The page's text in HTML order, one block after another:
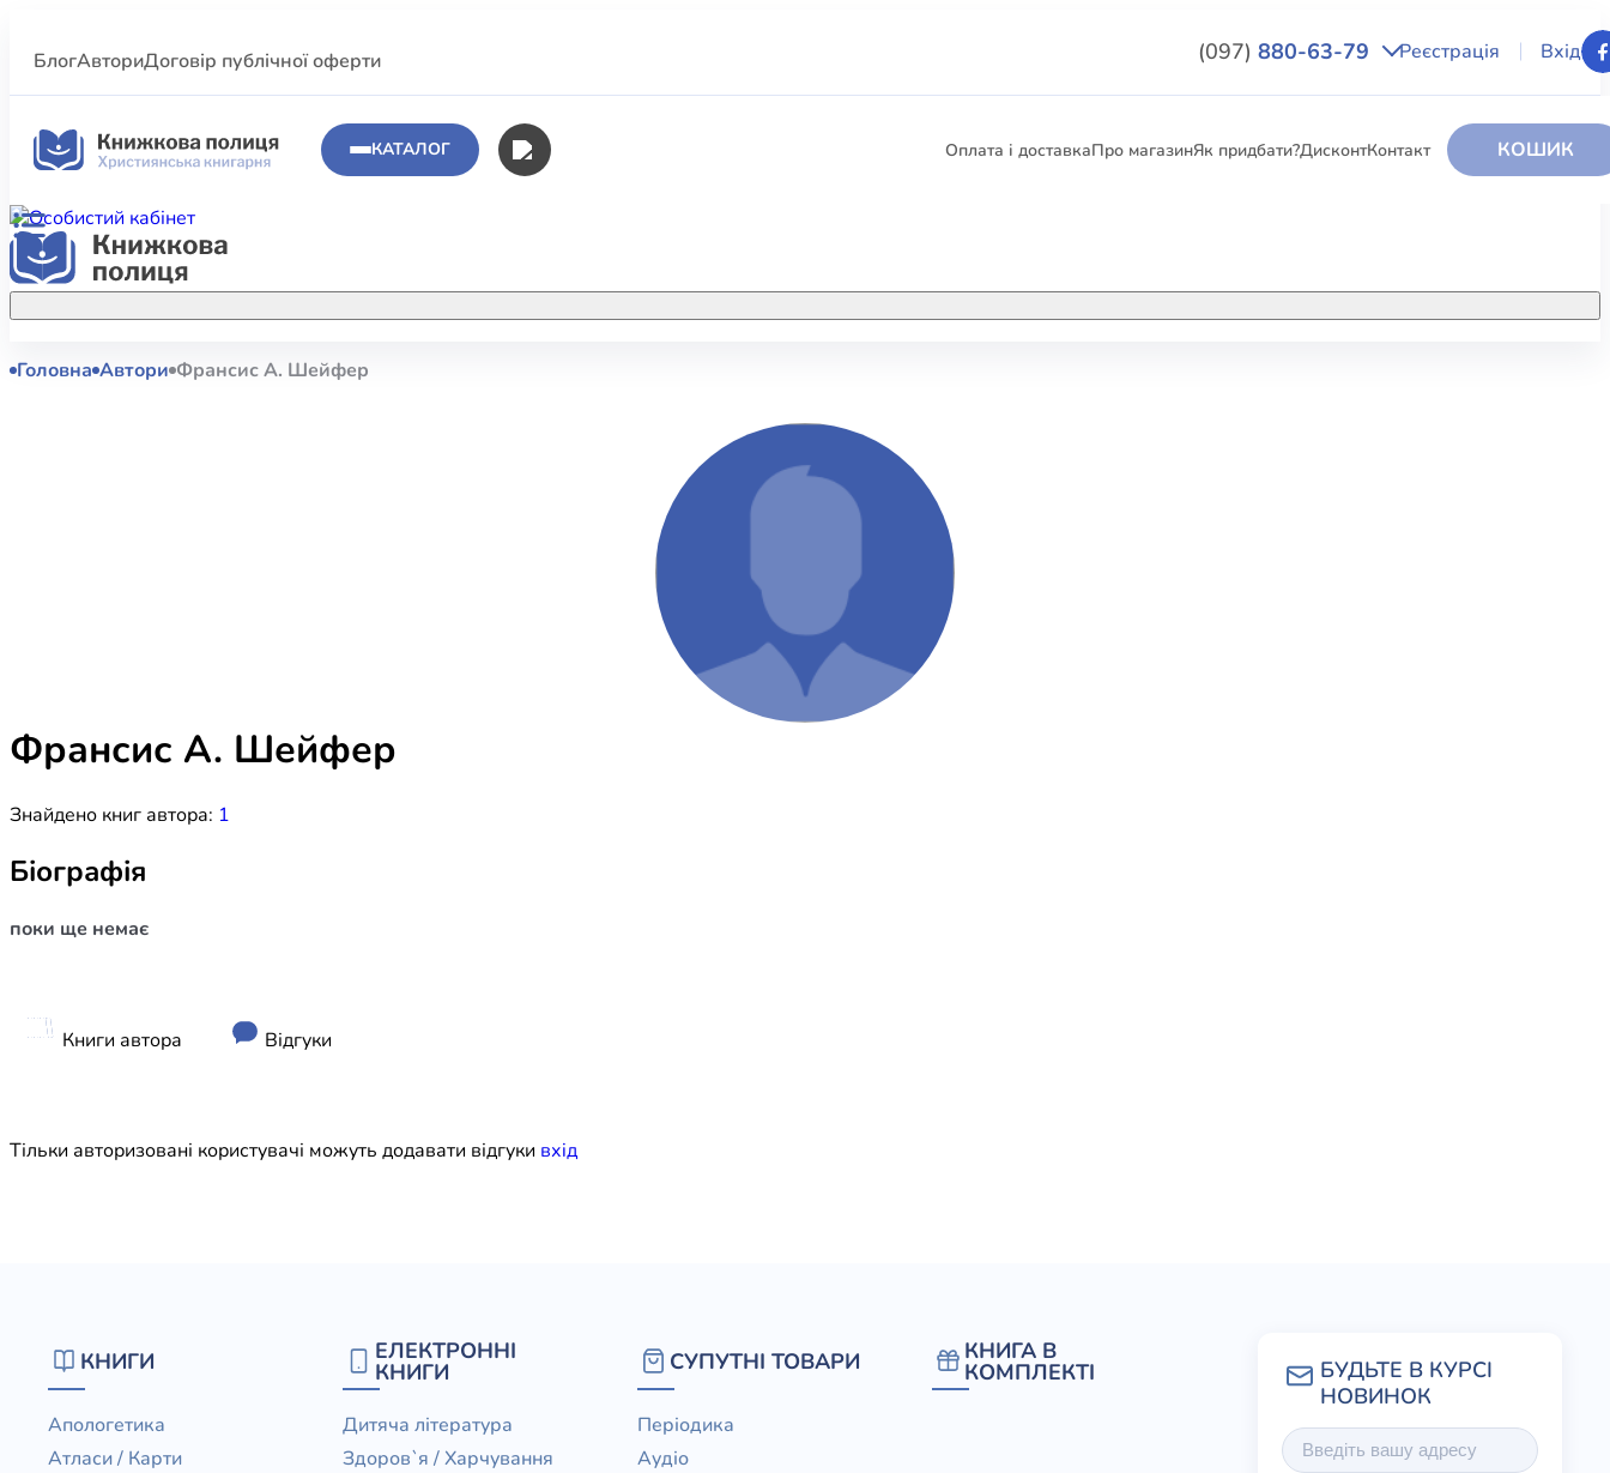
БлогАвториДоговір публічної оферти (097) 880-63-79 Реєстрація Вхід
КАТАЛОГ Оплата і доставкаПро магазинЯк придбати?ДисконтКонтакт КОШИК
Акційні пропозиції
КНИГИ
Біблійне консультування
Художня література
ЕЛЕКТРОННІ КНИГИ
КНИГА В КОМПЛЕКТІ
Головна Автори Франсис А. Шейфер
Франсис А. Шейфер
Знайдено книг автора: 1
Біографія
поки ще немає
Книги автора Відгуки
Тільки авторизовані користувачі можуть додавати відгуки вхiд
КНИГИ
Апологетика
Атласи / Карти
ЕЛЕКТРОННІ
КНИГИ
Дитяча література
Здоров`я / Харчування
СУПУТНІ ТОВАРИ
Періодика
Аудіо
КНИГА В
КОМПЛЕКТІ